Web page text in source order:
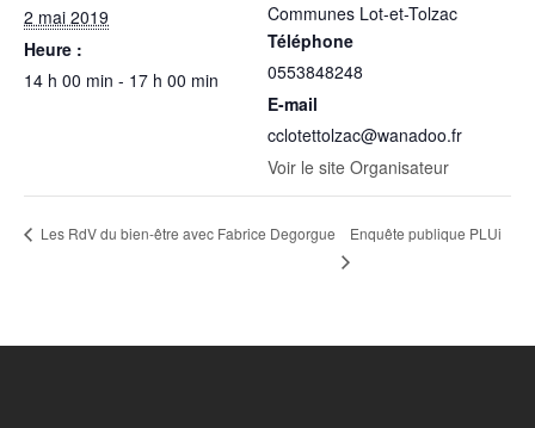
2 mai 2019
Heure :
14 h 00 min - 17 h 00 min
Communes Lot-et-Tolzac
Téléphone
0553848248
E-mail
cclotettolzac@wanadoo.fr
Voir le site Organisateur
Les RdV du bien-être avec Fabrice Degorgue Enquête publique PLUi